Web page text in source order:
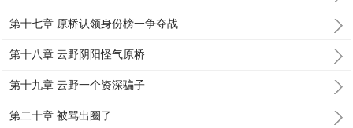
第十七章 原桥认领身份榜一争夺战
第十八章 云野阴阳怪气原桥
第十九章 云野一个资深骗子
第二十章 被骂出圈了